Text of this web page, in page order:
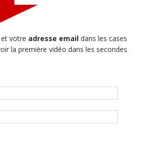
et votre adresse email dans les cases
la première vidéo dans les secondes